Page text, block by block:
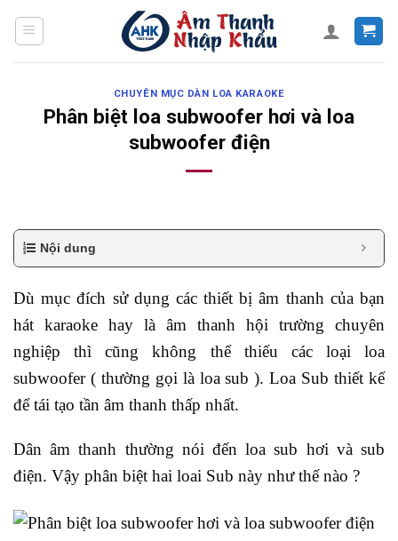
CHUYÊN MỤC DÀN LOA KARAOKE
Phân biệt loa subwoofer hơi và loa
subwoofer điện
Nội dung
Dù mục đích sử dụng các thiết bị âm thanh của bạn
hát karaoke hay là âm thanh hội trường chuyên
nghiệp thì cũng không thể thiếu các loại loa
subwoofer ( thường gọi là loa sub ). Loa Sub thiết kế
để tái tạo tần âm thanh thấp nhất.
Dân âm thanh thường nói đến loa sub hơi và sub
điện. Vậy phân biệt hai loai Sub này như thế nào ?